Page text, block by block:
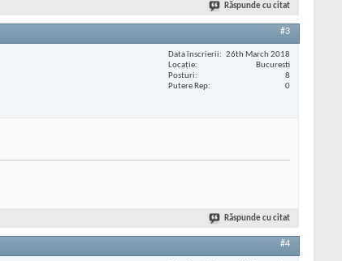
Răspunde cu citat
#3
Data înscrierii
26th March 2018
Locaţie
Bucuresti
Posturi
8
Putere Rep
0
Răspunde cu citat
#4